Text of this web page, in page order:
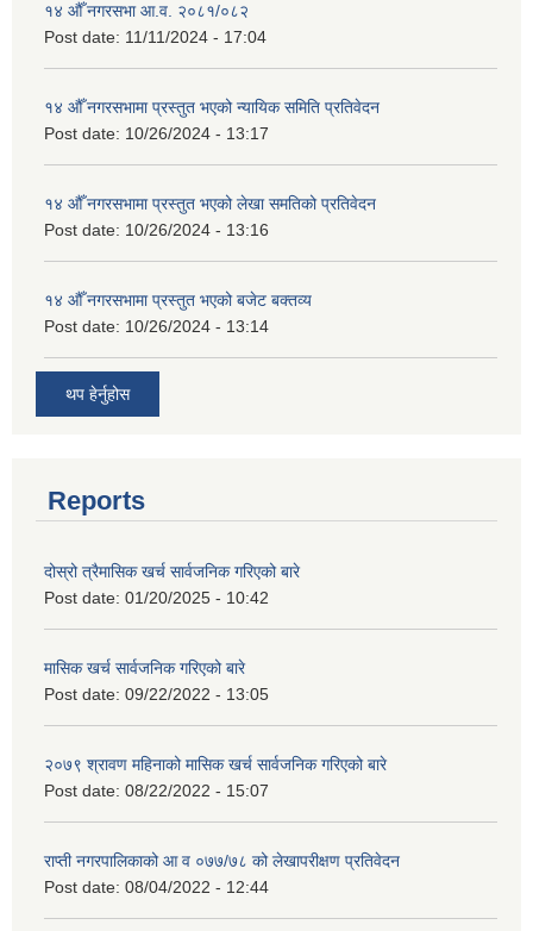
१४ औँ नगरसभा आ.व. २०८१/०८२
Post date: 11/11/2024 - 17:04
१४ औँ नगरसभामा प्रस्तुत भएको न्यायिक समिति प्रतिवेदन
Post date: 10/26/2024 - 13:17
१४ औँ नगरसभामा प्रस्तुत भएको लेखा समतिको प्रतिवेदन
Post date: 10/26/2024 - 13:16
१४ औँ नगरसभामा प्रस्तुत भएको बजेट बक्तव्य
Post date: 10/26/2024 - 13:14
थप हेर्नुहोस
Reports
दोस्रो त्रैमासिक खर्च सार्वजनिक गरिएको बारे
Post date: 01/20/2025 - 10:42
मासिक खर्च सार्वजनिक गरिएको बारे
Post date: 09/22/2022 - 13:05
२०७९ श्रावण महिनाको मासिक खर्च सार्वजनिक गरिएको बारे
Post date: 08/22/2022 - 15:07
राप्ती नगरपालिकाको आ व ०७७/७८ को लेखापरीक्षण प्रतिवेदन
Post date: 08/04/2022 - 12:44